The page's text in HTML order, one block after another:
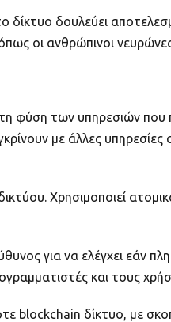
δίκτυο δουλεύει
οι ανθρώπινοι
φύση των υπηρεσιών που
με άλλες υπηρεσίες
Χρησιμοποιεί
για να ελέγχει εάν
και τους
blockchain δίκτυο, με